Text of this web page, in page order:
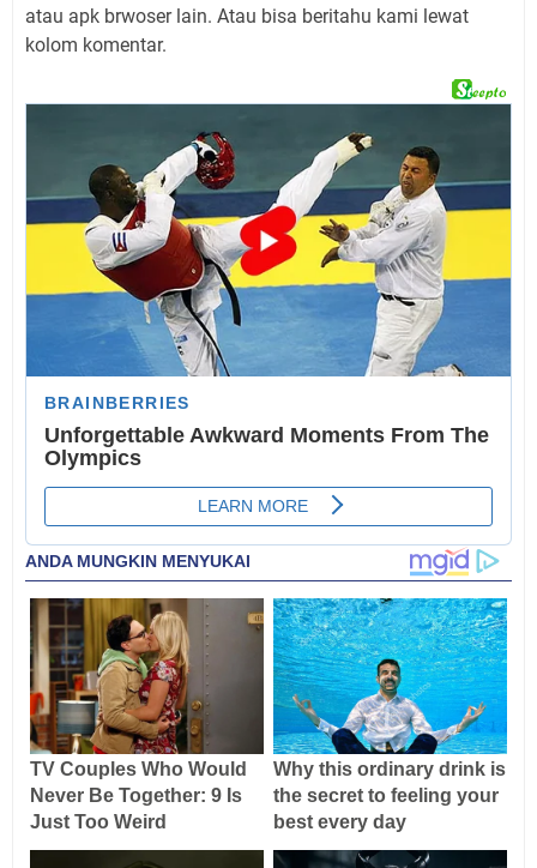
atau apk brwoser lain. Atau bisa beritahu kami lewat
kolom komentar.